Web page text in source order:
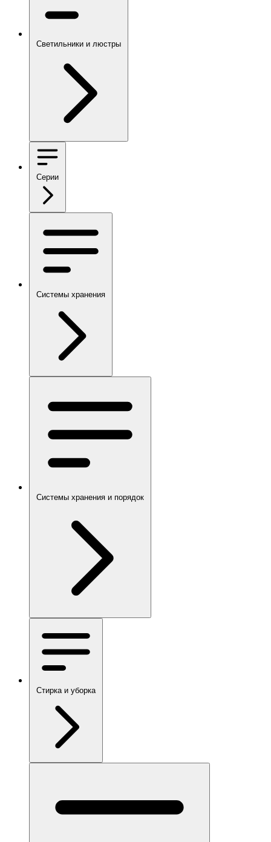
Светильники и люстры
Серии
Системы хранения
Системы хранения и порядок
Стирка и уборка